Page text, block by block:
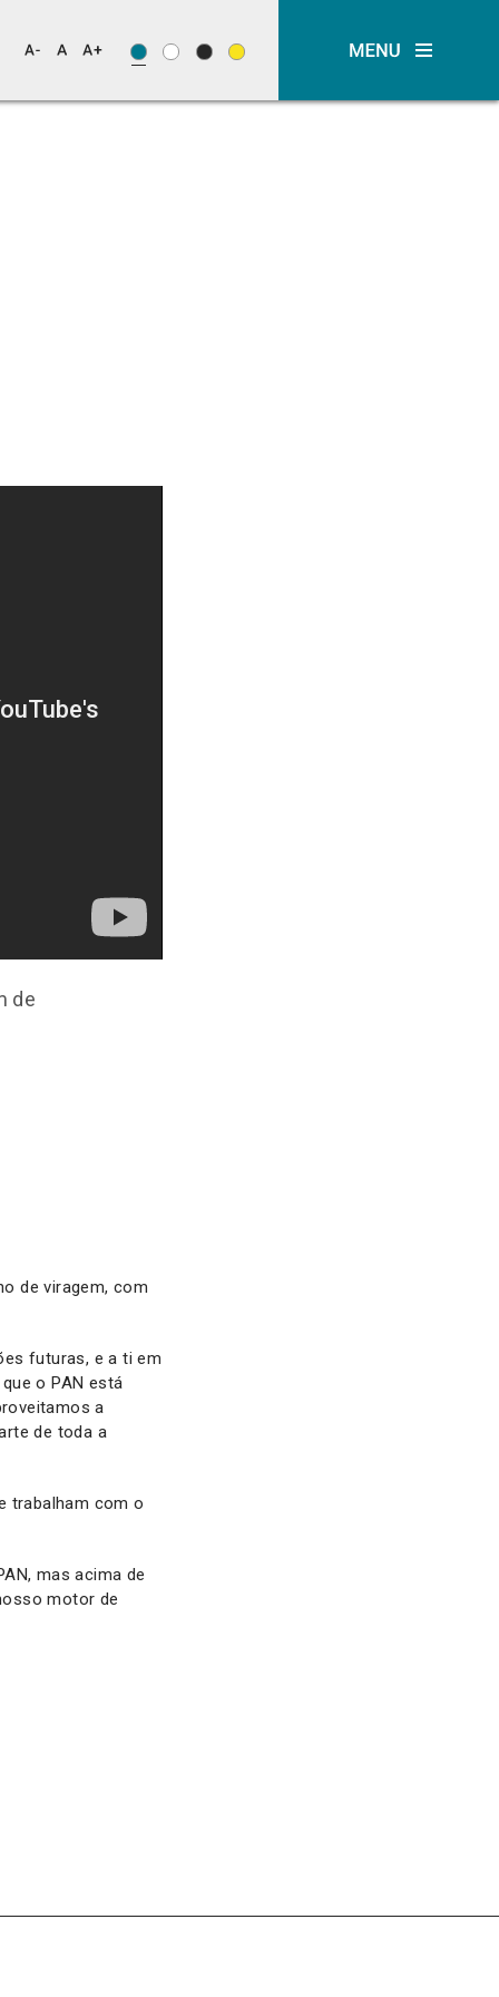
de
de viragem, com
futuras, e a ti em
o PAN está
a
de toda a
trabalham com o
mas acima de
motor de